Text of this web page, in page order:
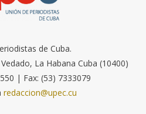
de Cuba.
La Habana Cuba (10400)
| Fax: (53) 7333079
redaccion@upec.cu